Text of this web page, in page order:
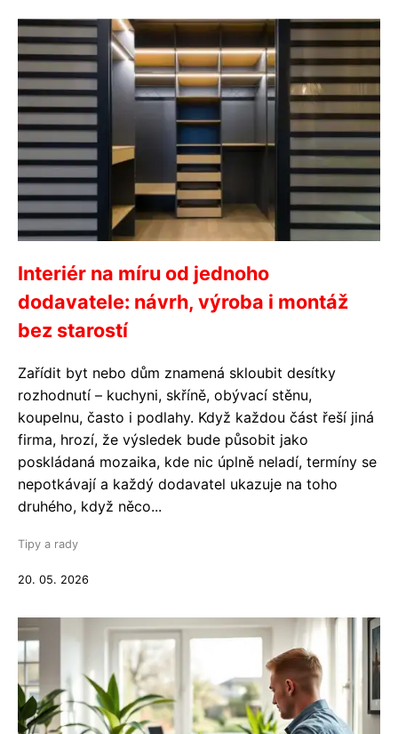
Interiér na míru od jednoho
dodavatele: návrh, výroba i montáž
bez starostí
Zařídit byt nebo dům znamená skloubit desítky
rozhodnutí – kuchyni, skříně, obývací stěnu,
koupelnu, často i podlahy. Když každou část řeší jiná
firma, hrozí, že výsledek bude působit jako
poskládaná mozaika, kde nic úplně neladí, termíny se
nepotkávají a každý dodavatel ukazuje na toho
druhého, když něco...
Tipy a rady
20. 05. 2026